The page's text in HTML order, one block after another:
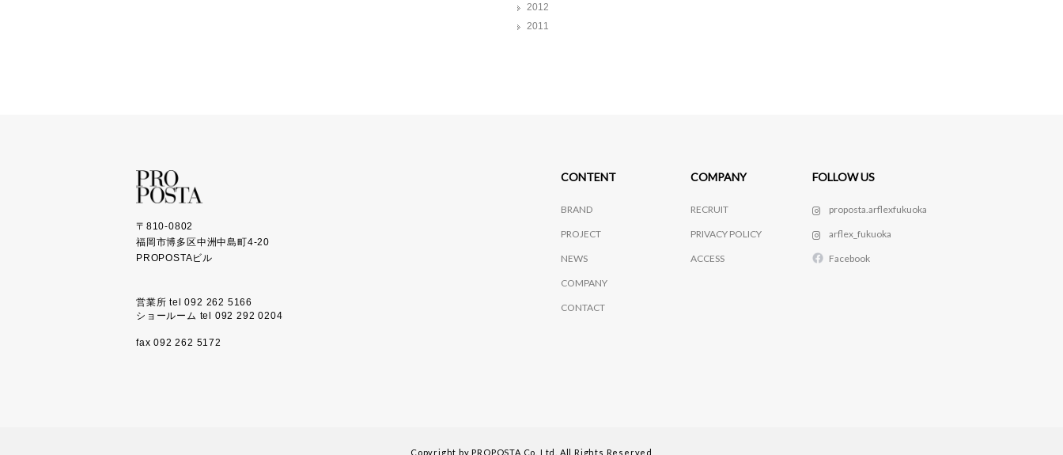
2012
2011
〒810-0802
福岡市博多区中洲中島町4-20
PROPOSTAビル
営業所 tel 092 262 5166
ショールーム tel 092 292 0204
fax 092 262 5172
CONTENT
BRAND
PROJECT
NEWS
COMPANY
CONTACT
COMPANY
RECRUIT
PRIVACY POLICY
ACCESS
FOLLOW US
proposta.arflexfukuoka
arflex_fukuoka
Facebook
Copyright by PROPOSTA Co.,Ltd. All Rights Reserved